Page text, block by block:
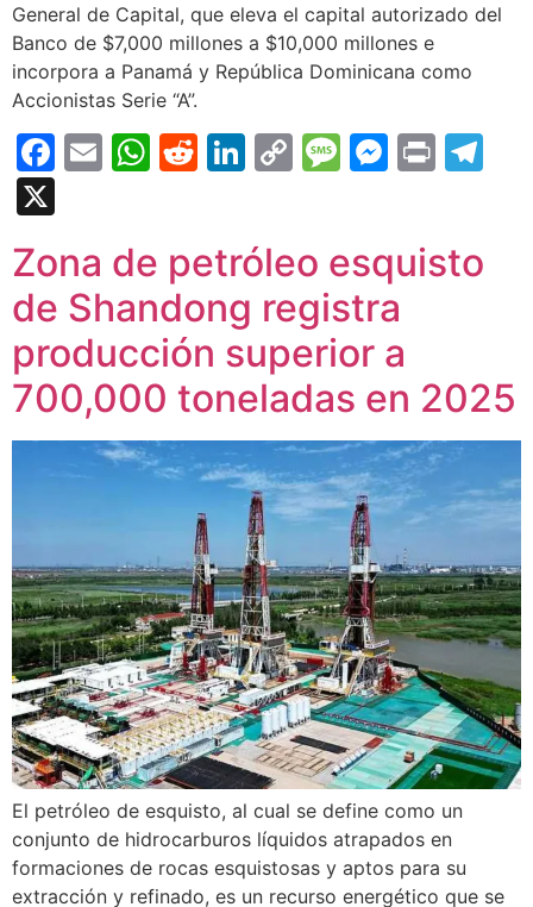
General de Capital, que eleva el capital autorizado del
Banco de $7,000 millones a $10,000 millones e
incorpora a Panamá y República Dominicana como
Accionistas Serie “A”.
Facebook
EmailWhatsApp
Reddit
LinkedIn
CopyMessage
Print
Zona de petróleo esquisto
de Shandong registra
producción superior a
700,000 toneladas en 2025
El petróleo de esquisto, al cual se define como un
conjunto de hidrocarburos líquidos atrapados en
formaciones de rocas esquistosas y aptos para su
extracción y refinado, es un recurso energético que se